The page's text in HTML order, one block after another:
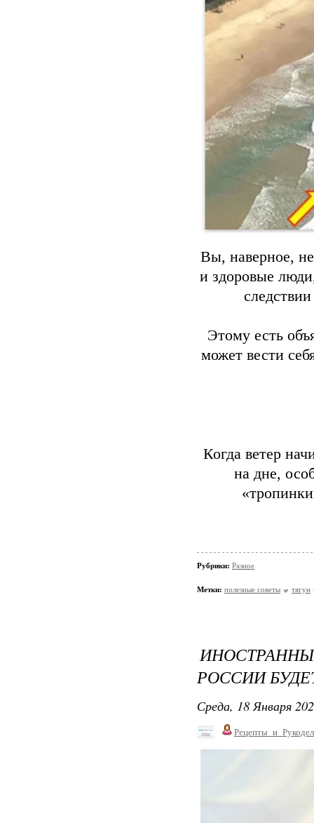
Вы, наверное,
и здоровые
Этому есть
может вести
Когда ветер
на дне,
Рубрики: Разное
Метки: полезные советы тягун
РОССИИ
Среда, 18 Января